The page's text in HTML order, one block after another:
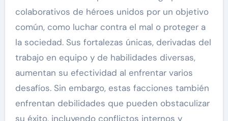
colaborativos de héroes unidos por un objetivo
común, como luchar contra el mal o proteger a
la sociedad. Sus fortalezas únicas, derivadas del
trabajo en equipo y de habilidades diversas,
aumentan su efectividad al enfrentar varios
desafíos. Sin embargo, estas facciones también
enfrentan debilidades que pueden obstaculizar
su éxito, incluyendo conflictos internos y